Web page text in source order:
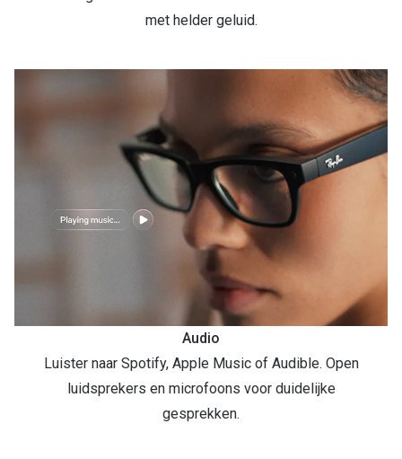
met helder geluid.
Audio
Luister naar Spotify, Apple Music of Audible. Open
luidsprekers en microfoons voor duidelijke
gesprekken.